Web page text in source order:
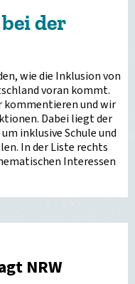
der
wie die Inklusion von
voran kommt.
kommentieren und wir
Dabei liegt der
inklusive Schule und
In der Liste rechts
Interessen
NRW